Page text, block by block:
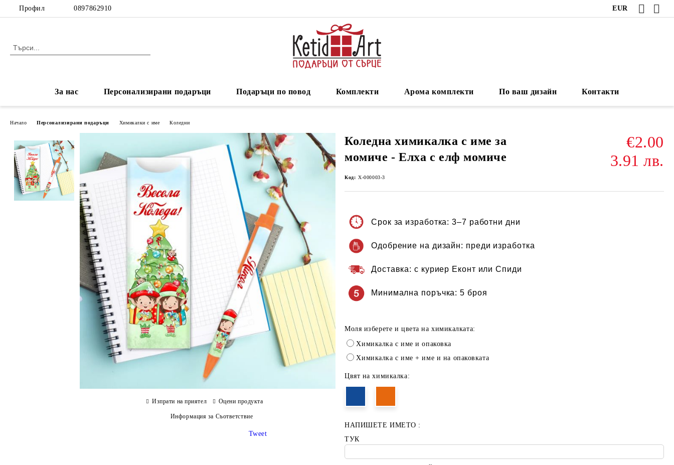
Профил 0897862910 EUR
За нас Персонализирани подаръци Подаръци по повод Комплекти Арома комплекти По ваш дизайн Контакти
Начало Персонализирани подаръци Химикалки с име Коледни
Коледна химикалка с име за
момиче - Елха с елф момиче
€2.00
3.91 лв.
Код: Х-000003-3
Срок за изработка: 3–7 работни дни
Одобрение на дизайн: преди изработка
Доставка: с куриер Еконт или Спиди
Минимална поръчка: 5 броя
Моля изберете и цвета на химикалката:
Химикалка с име и опаковка
Химикалка с име + име и на опаковката
Цвят на химикалка:
НАПИШЕТЕ ИМЕТО :
ТУК
Изпрати на приятел Оцени продукта
Информация за Съответствие
Tweet